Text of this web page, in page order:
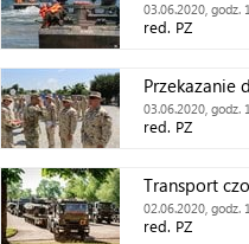
03.06.2020, godz.
red. PZ
Przekazanie
03.06.2020, godz.
red. PZ
Transport
02.06.2020, godz.
red. PZ